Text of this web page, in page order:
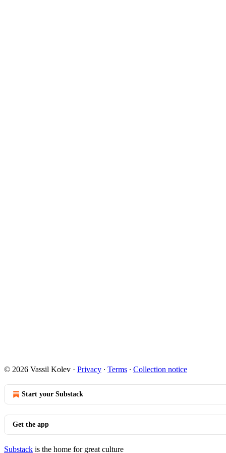
© 2026 Vassil Kolev · Privacy ∙ Terms ∙ Collection notice
Start your Substack
Get the app
Substack is the home for great culture